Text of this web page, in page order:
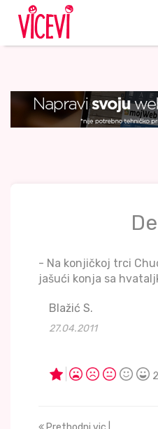
- Na konjičkoj trci
jašući konja sa
Blažić S.
27.04.2011